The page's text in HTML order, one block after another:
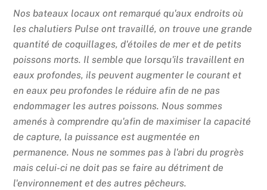
Nos bateaux locaux ont remarqué qu'aux endroits où
les chalutiers Pulse ont travaillé, on trouve une grande
quantité de coquillages, d'étoiles de mer et de petits
poissons morts. Il semble que lorsqu'ils travaillent en
eaux profondes, ils peuvent augmenter le courant et
en eaux peu profondes le réduire afin de ne pas
endommager les autres poissons. Nous sommes
amenés à comprendre qu'afin de maximiser la capacité
de capture, la puissance est augmentée en
permanence. Nous ne sommes pas à l'abri du progrès
mais celui-ci ne doit pas se faire au détriment de
l'environnement et des autres pêcheurs.